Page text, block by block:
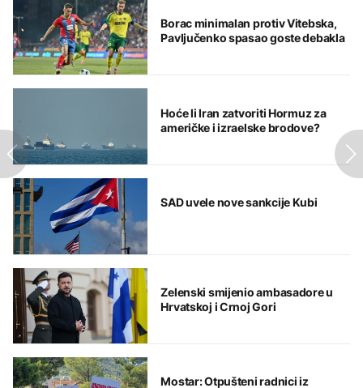
Borac minimalan protiv Vitebska,
Pavljučenko spasao goste debakla
Hoće li Iran zatvoriti Hormuz za
američke i izraelske brodove?
SAD uvele nove sankcije Kubi
Zelenski smijenio ambasadore u
Hrvatskoj i Crnoj Gori
Mostar: Otpušteni radnici iz